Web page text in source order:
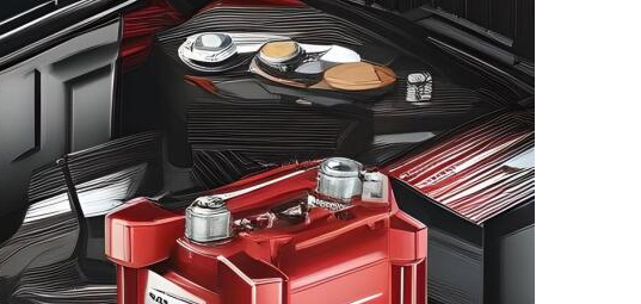
لیدر(پاسارگاد)
برناباتری
باتری شارک
سپاهان باتری
وایا باتری
صباباتری
هیوندای
ایرانخودرو
سایپا
ام وی امMVM
تویوتا
کیا